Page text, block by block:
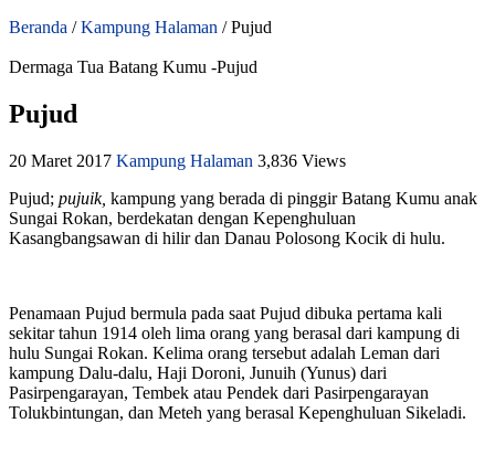
Beranda / Kampung Halaman / Pujud
Dermaga Tua Batang Kumu -Pujud
Pujud
20 Maret 2017 Kampung Halaman 3,836 Views
Pujud; pujuik, kampung yang berada di pinggir Batang Kumu anak
Sungai Rokan, berdekatan dengan Kepenghuluan
Kasangbangsawan di hilir dan Danau Polosong Kocik di hulu.
Penamaan Pujud bermula pada saat Pujud dibuka pertama kali
sekitar tahun 1914 oleh lima orang yang berasal dari kampung di
hulu Sungai Rokan. Kelima orang tersebut adalah Leman dari
kampung Dalu-dalu, Haji Doroni, Junuih (Yunus) dari
Pasirpengarayan, Tembek atau Pendek dari Pasirpengarayan
Tolukbintungan, dan Meteh yang berasal Kepenghuluan Sikeladi.